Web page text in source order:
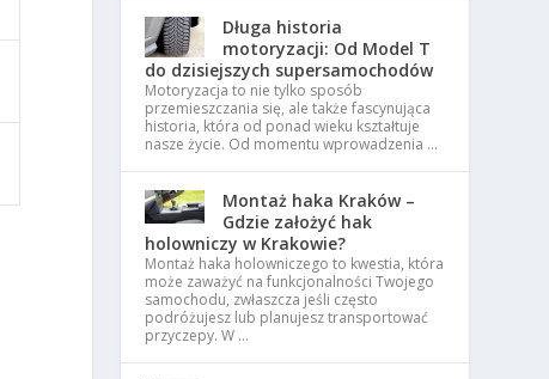
Długa historia
motoryzacji: Od Model T
do dzisiejszych supersamochodów
Motoryzacja to nie tylko sposób
przemieszczania się, ale także fascynująca
historia, która od ponad wieku kształtuje
nasze życie. Od momentu wprowadzenia …
Montaż haka Kraków –
Gdzie założyć hak
holowniczy w Krakowie?
Montaż haka holowniczego to kwestia, która
może zaważyć na funkcjonalności Twojego
samochodu, zwłaszcza jeśli często
podróżujesz lub planujesz transportować
przyczepy. W …